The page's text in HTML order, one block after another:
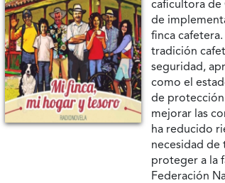
caficultora de
de
finca
tradición
seguridad,
como el
de protección
mejorar las
ha reducido
necesidad de
proteger a la
Federación